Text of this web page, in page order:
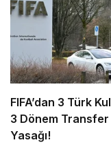
FIFA’dan 3 Türk
3 Dönem Transfer
Yasağı!